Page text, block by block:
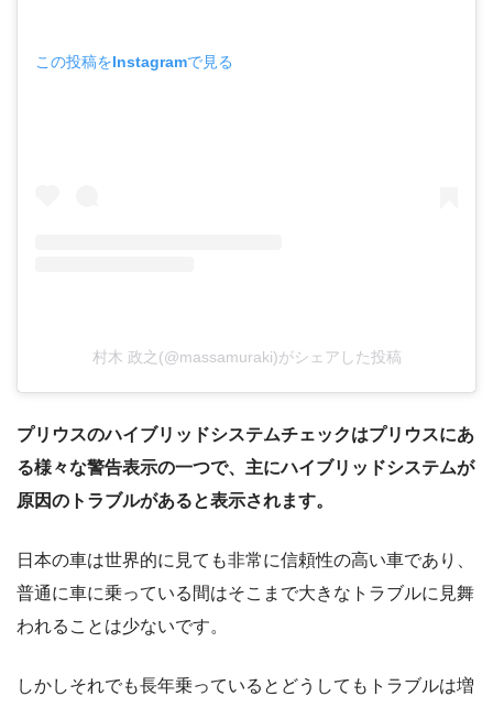
この投稿をInstagramで見る
村木 政之(@massamuraki)がシェアした投稿
プリウスのハイブリッドシステムチェックはプリウスにあ
る様々な警告表示の一つで、主にハイブリッドシステムが
原因のトラブルがあると表示されます。
日本の車は世界的に見ても非常に信頼性の高い車であり、
普通に車に乗っている間はそこまで大きなトラブルに見舞
われることは少ないです。
しかしそれでも長年乗っているとどうしてもトラブルは増